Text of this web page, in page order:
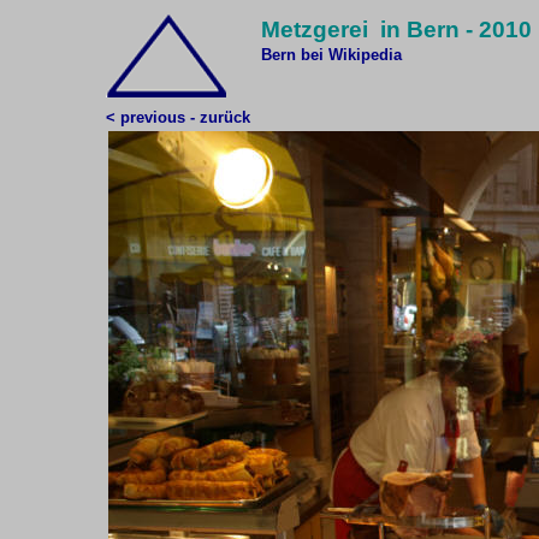
Metzgerei in Bern - 2010
Bern bei Wikipedia
< previous - zurück